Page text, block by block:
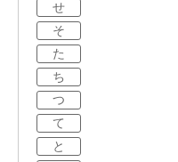
せ
そ
た
ち
つ
て
と